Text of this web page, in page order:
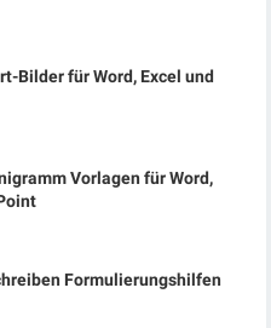
Bilder für Word, Excel und
Vorlagen für Word,
Formulierungshilfen